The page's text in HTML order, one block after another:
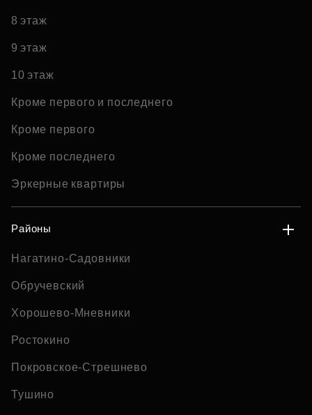
8 этаж
9 этаж
10 этаж
Кроме первого и последнего
Кроме первого
Кроме последнего
Эркерные квартиры
Районы
Нагатино-Садовники
Обручевский
Хорошево-Мневники
Ростокино
Покровское-Стрешнево
Тушино